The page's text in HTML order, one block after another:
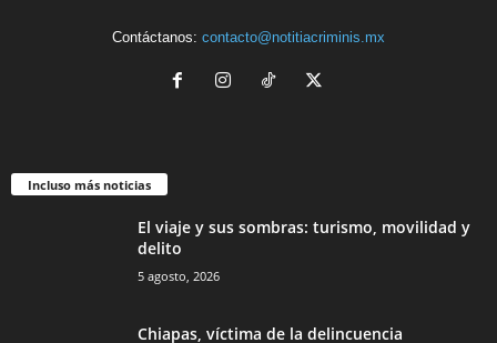
Contáctanos: contacto@notitiacriminis.mx
Incluso más noticias
El viaje y sus sombras: turismo, movilidad y
delito
5 agosto, 2026
Chiapas, víctima de la delincuencia